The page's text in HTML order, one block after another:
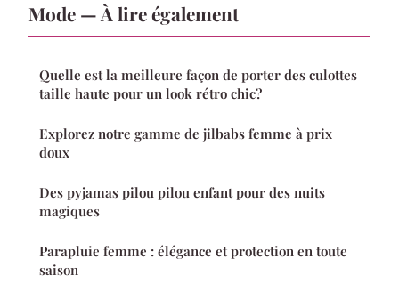
Mode — À lire également
Quelle est la meilleure façon de porter des culottes
taille haute pour un look rétro chic?
Explorez notre gamme de jilbabs femme à prix
doux
Des pyjamas pilou pilou enfant pour des nuits
magiques
Parapluie femme : élégance et protection en toute
saison